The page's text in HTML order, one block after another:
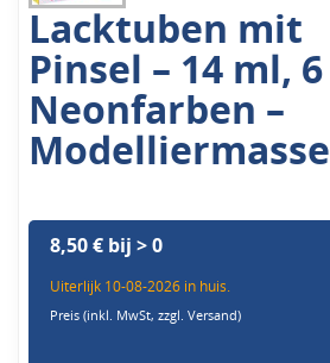
Lacktuben mit
Pinsel – 14 ml, 6
Neonfarben –
Modelliermasse
8,50 € bij > 0
Uiterlijk 10-08-2026 in huis.
Preis (inkl. MwSt,zzgl. Versand)